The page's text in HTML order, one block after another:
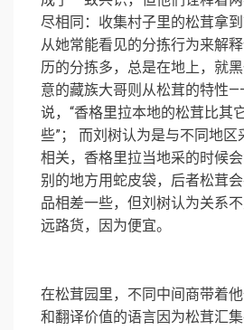
尽相同：收集村子里的松茸拿
从她常能看见的分拣行为来解
历的分拣多，总是在地上，就
意的藏族大哥则从松茸的特性
说，“香格里拉本地的松茸比其
些”； 而刘树认为是与不同地
相关，香格里拉当地采的时候
别的地方用蛇皮袋，后者松茸会
品相差一些，但刘树认为关系
远路货，因为便宜。
在松茸园里，不同中间商带着
和翻译价值的语言因为松茸汇